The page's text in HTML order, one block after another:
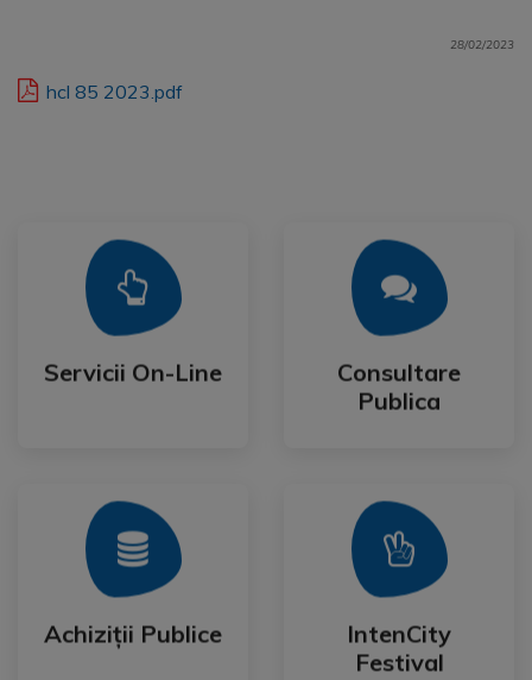
28/02/2023
hcl 85 2023.pdf
Servicii On-Line
Servicii On-Line
Mai Mult
Consultare
Publica
Consultare
Publica
Mai Mult
Achiziții Publice
Achiziții Publice
Mai Mult
IntenCity
Festival
IntenCity
Festival
Mai Mult